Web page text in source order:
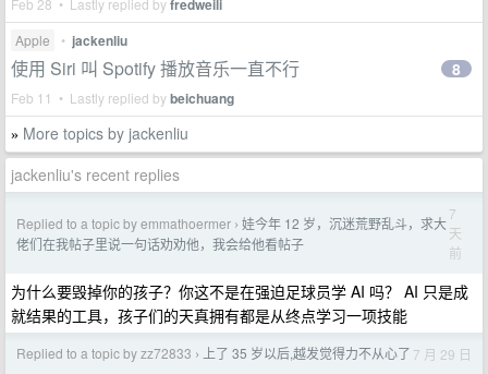
Feb 28 • Lastly replied byfredweili
Apple • jackenliu
使用 Siri 叫 Spotify 播放音乐一直不行
Feb 11 • Lastly replied bybeichuang
8
» More topics by jackenliu
jackenliu's recent replies
Replied to a topic by emmathoermer › 娃今年 12 岁，沉迷荒野乱斗，求大
佬们在我帖子里说一句话劝劝他，我会给他看帖子
7
天
前
为什么要毁掉你的孩子？你这不是在强迫足球员学 AI 吗？ AI 只是成
就结果的工具，孩子们的天真拥有都是从终点学习一项技能
Replied to a topic by zz72833 › 上了 35 岁以后,越发觉得力不从心了 7 月 29 日